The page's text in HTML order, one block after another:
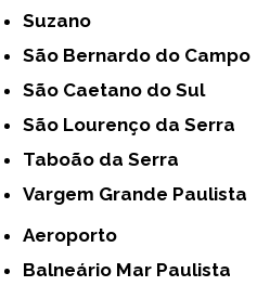
Suzano
São Bernardo do Campo
São Caetano do Sul
São Lourenço da Serra
Taboão da Serra
Vargem Grande Paulista
Aeroporto
Balneário Mar Paulista